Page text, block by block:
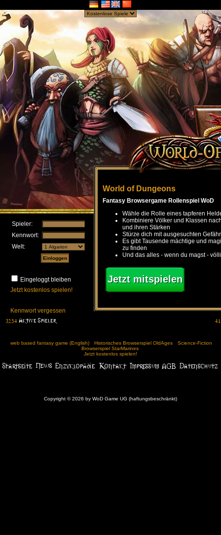
Spieler:
Kennwort:
Welt:
Eingeloggt bleiben
Jetzt kostenlos spielen!
Kennwort vergessen
World of Dungeons
Fantasy Browsergame Rollenspiel WoD
Wähle die Rolle eines tapferen
Kombiniere Völker und Klassen
und ihren Stärken
Stürze dich mit ausgesuchten
Es gibt Tausende mächtige und
zu finden
Und das alles - wenn du magst -
Jetzt mitspielen
web based fantasy game (English) Historisches Browserspiel OldAges
Science-Fiction
Browserspiel StarMarines
Jetzt kostenlos spielen!
Copyright © 2026 by WoD Game UG (haftungsbeschränkt)